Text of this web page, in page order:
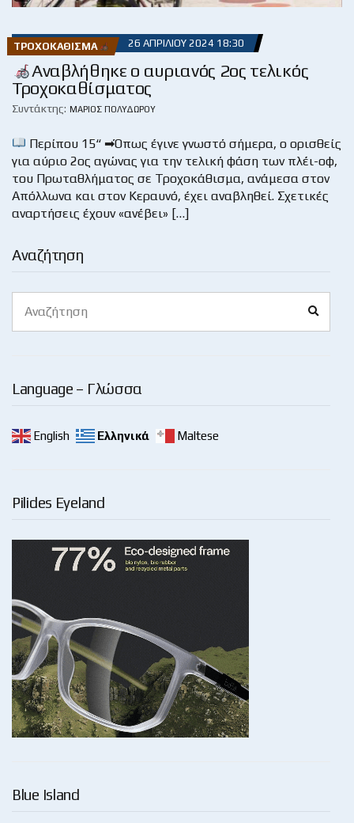
Αναζήτηση
for:
Language – Γλώσσα
English Ελληνικά Maltese
Pilides Eyeland
Blue Island
ΤΡΟΧΟΚΆΘΙΣΜΑ 26 ΑΠΡΙΛΊΟΥ 2024 18:30
Αναβλήθηκε ο αυριανός 2ος τελικός
Τροχοκαθίσματος
Συντάκτης: ΜΆΡΙΟΣ ΠΟΛΥΔΏΡΟΥ
Περίπου 15“ ➡Όπως έγινε γνωστό σήμερα, ο ορισθείς
για αύριο 2ος αγώνας για την τελική φάση των πλέι-οφ,
του Πρωταθλήματος σε Τροχοκάθισμα, ανάμεσα στον
Απόλλωνα και στον Κεραυνό, έχει αναβληθεί. Σχετικές
αναρτήσεις έχουν «ανέβει» […]